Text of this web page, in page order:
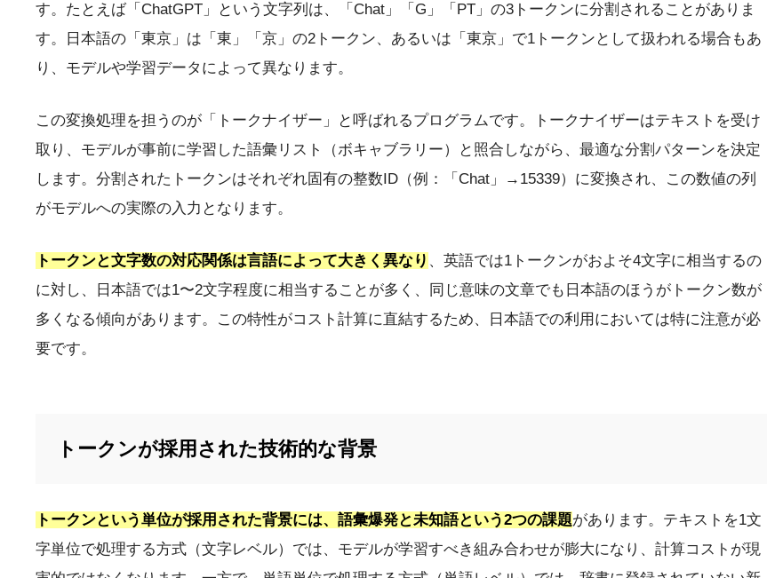
す。たとえば「ChatGPT」という文字列は、「Chat」「G」「PT」の3トークンに分割されることがありま
す。日本語の「東京」は「東」「京」の2トークン、あるいは「東京」で1トークンとして扱われる場合もあ
り、モデルや学習データによって異なります。
この変換処理を担うのが「トークナイザー」と呼ばれるプログラムです。トークナイザーはテキストを受け
取り、モデルが事前に学習した語彙リスト（ボキャブラリー）と照合しながら、最適な分割パターンを決定
します。分割されたトークンはそれぞれ固有の整数ID（例：「Chat」→15339）に変換され、この数値の列
がモデルへの実際の入力となります。
トークンと文字数の対応関係は言語によって大きく異なり 、英語では1トークンがおよそ4文字に相当するの
に対し、日本語では1〜2文字程度に相当することが多く、同じ意味の文章でも日本語のほうがトークン数が
多くなる傾向があります。この特性がコスト計算に直結するため、日本語での利用においては特に注意が必
要です。
トークンが採用された技術的な背景
トークンという単位が採用された背景には、語彙爆発と未知語という2つの課題があります。テキストを1文
字単位で処理する方式（文字レベル）では、モデルが学習すべき組み合わせが膨大になり、計算コストが現